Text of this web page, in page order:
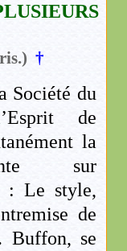
†
Société du
de
la
sur
: Le style,
de
Buffon, se